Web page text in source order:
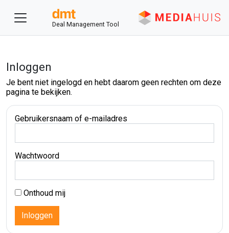
Deal Management Tool
Inloggen
Je bent niet ingelogd en hebt daarom geen rechten om deze
pagina te bekijken.
Gebruikersnaam of e-mailadres
Wachtwoord
Onthoud mij